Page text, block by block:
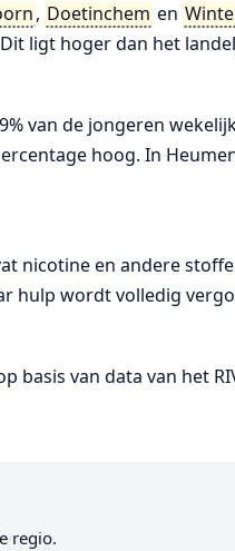
, Doetinchem en
ligt hoger dan het
van de jongeren
hoog. In
nicotine en andere
hulp wordt volledig
van data van het
regio.